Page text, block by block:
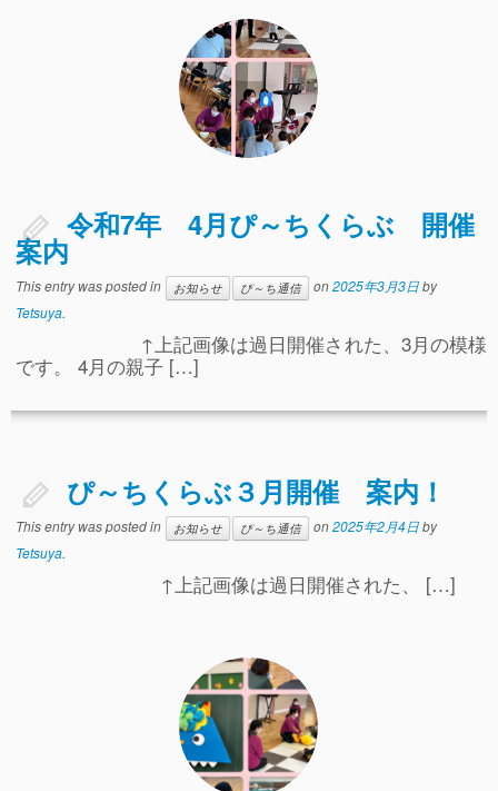
令和7年 4月ぴ～ちくらぶ 開催
案内
This entry was posted in お知らせ ぴ～ち通信 on2025年3月3日by
Tetsuya.
↑上記画像は過日開催された、3月の模様
です。 4月の親子 […]
ぴ～ちくらぶ３月開催 案内！
This entry was posted in お知らせ ぴ～ち通信 on2025年2月4日by
Tetsuya.
↑上記画像は過日開催された、 […]